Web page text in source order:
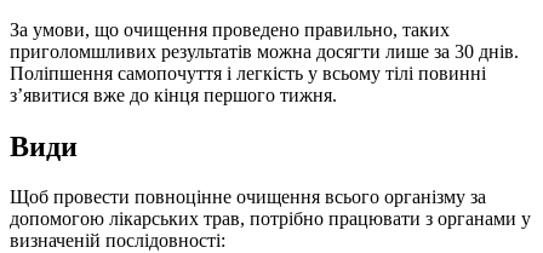
За умови, що очищення проведено правильно, таких
приголомшливих результатів можна досягти лише за 30 днів.
Поліпшення самопочуття і легкість у всьому тілі повинні
з’явитися вже до кінця першого тижня.
Види
Щоб провести повноцінне очищення всього організму за
допомогою лікарських трав, потрібно працювати з органами у
визначеній послідовності: